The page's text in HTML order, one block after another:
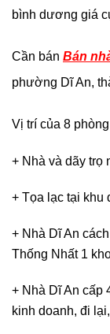
bình dương giá
Cần bán Bán
phường Dĩ An,
Vị trí của 8
+ Nhà và dãy trọ
+ Tọa lạc tại khu
+ Nhà Dĩ An
Thống Nhất 1
+ Nhà Dĩ An cấp
kinh doanh, đi